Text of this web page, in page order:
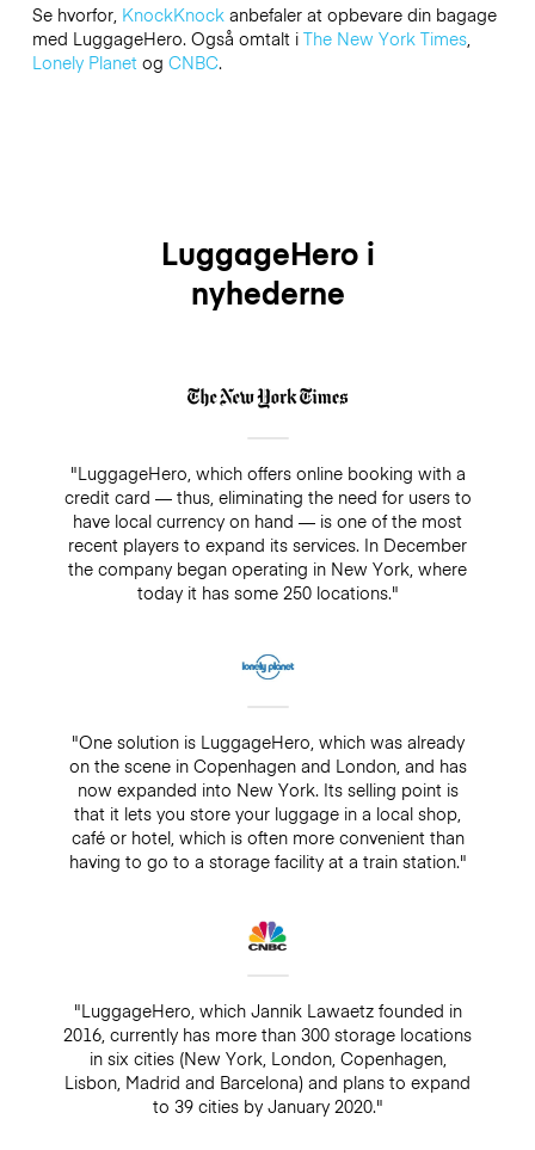
Se hvorfor, KnockKnockanbefaler at opbevare din bagage
med LuggageHero. Også omtalt i The New York Times,
Lonely Planetog CNBC.
LuggageHero i
nyhederne
"LuggageHero, which offers online booking with a
credit card — thus, eliminating the need for users to
have local currency on hand — is one of the most
recent players to expand its services. In December
the company began operating in New York, where
today it has some 250 locations."
"One solution is LuggageHero, which was already
on the scene in Copenhagen and London, and has
now expanded into New York. Its selling point is
that it lets you store your luggage in a local shop,
café or hotel, which is often more convenient than
having to go to a storage facility at a train station."
"LuggageHero, which Jannik Lawaetz founded in
2016, currently has more than 300 storage locations
in six cities (New York, London, Copenhagen,
Lisbon, Madrid and Barcelona) and plans to expand
to 39 cities by January 2020."